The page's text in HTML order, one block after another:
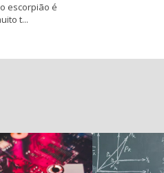
escorpião é
t...